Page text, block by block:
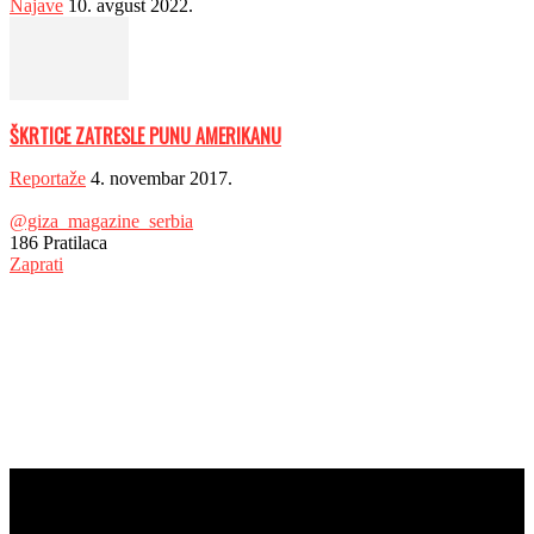
Najave 10. avgust 2022.
ŠKRTICE ZATRESLE PUNU AMERIKANU
Reportaže 4. novembar 2017.
@giza_magazine_serbia
186 Pratilaca
Zaprati